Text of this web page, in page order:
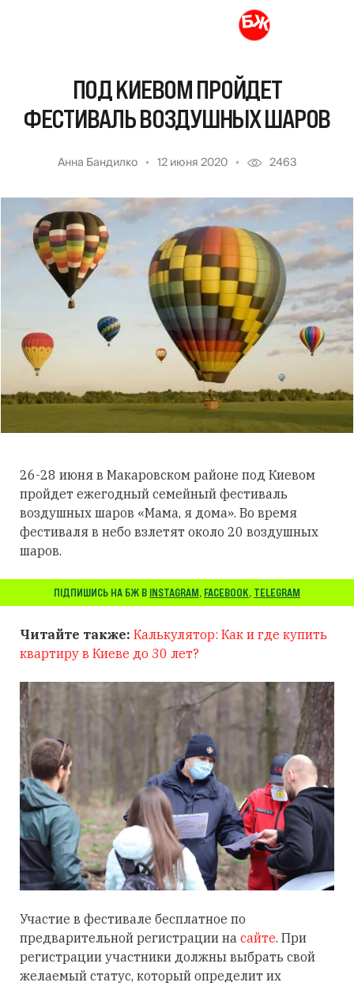
ПОД КИЕВОМ ПРОЙДЕТ
ФЕСТИВАЛЬ ВОЗДУШНЫХ ШАРОВ
Анна Бандилко 12 июня 2020 2463
26-28 июня в Макаровском районе под Киевом
пройдет ежегодный семейный фестиваль
воздушных шаров «Мама, я дома». Во время
фестиваля в небо взлетят около 20 воздушных
шаров.
ПІДПИШИСЬ НА БЖ В INSTAGRAM, FACEBOOK, TELEGRAM
Читайте также: Калькулятор: Как и где купить
квартиру в Киеве до 30 лет?
Участие в фестивале бесплатное по
предварительной регистрации на сайте. При
регистрации участники должны выбрать свой
желаемый статус, который определит их